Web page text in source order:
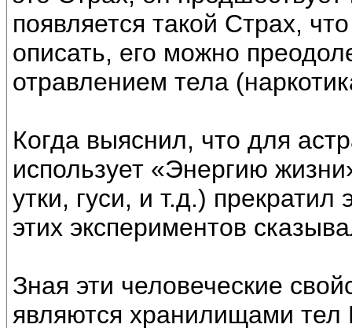
появляется такой Страх,
описать, его можно
отравлением тела
Когда выяснил, что для
использует «Энергию
утки, гуси, и т.д.)
этих экспериментов
Зная эти человеческие
являются хранилищами